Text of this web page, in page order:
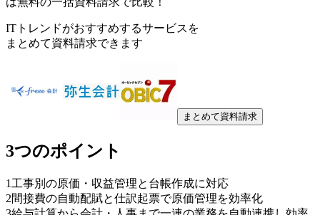
ITトレンドがおすすめするサービスを
まとめて資料請求できます
まとめて資料請求
3つのポイント
1 工事別の原価・収益管理と台帳作成に対応
2間接費の自動配賦と仕訳起票で原価管理を効率化